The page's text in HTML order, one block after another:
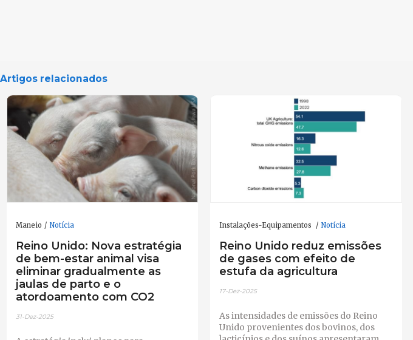
Artigos relacionados
Maneio Notícia
Reino Unido: Nova estratégia
de bem-estar animal visa
eliminar gradualmente as
jaulas de parto e o
atordoamento com CO2
31-Dez-2025
Instalações-Equipamentos Notícia
Reino Unido reduz emissões
de gases com efeito de
estufa da agricultura
17-Dez-2025
As intensidades de emissões do Reino
Unido provenientes dos bovinos, dos